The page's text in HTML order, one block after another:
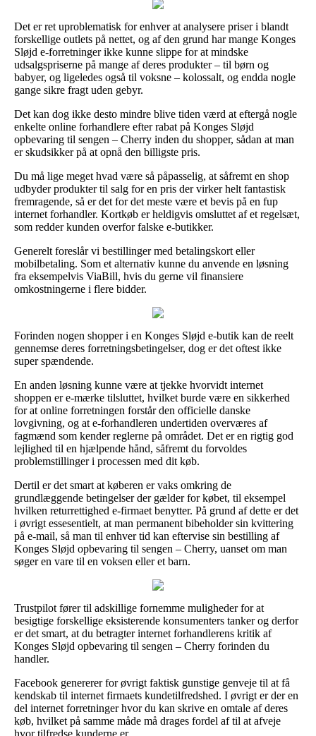
Det er ret uproblematisk for enhver at analysere priser i blandt
forskellige outlets på nettet, og af den grund har mange Konges
Sløjd e-forretninger ikke kunne slippe for at mindske
udsalgspriserne på mange af deres produkter – til børn og
babyer, og ligeledes også til voksne – kolossalt, og endda nogle
gange sikre fragt uden gebyr.
Det kan dog ikke desto mindre blive tiden værd at eftergå nogle
enkelte online forhandlere efter rabat på Konges Sløjd
opbevaring til sengen – Cherry inden du shopper, sådan at man
er skudsikker på at opnå den billigste pris.
Du må lige meget hvad være så påpasselig, at såfremt en shop
udbyder produkter til salg for en pris der virker helt fantastisk
fremragende, så er det for det meste være et bevis på en fup
internet forhandler. Kortkøb er heldigvis omsluttet af et regelsæt,
som redder kunden overfor falske e-butikker.
Generelt foreslår vi bestillinger med betalingskort eller
mobilbetaling. Som et alternativ kunne du anvende en løsning
fra eksempelvis ViaBill, hvis du gerne vil finansiere
omkostningerne i flere bidder.
Forinden nogen shopper i en Konges Sløjd e-butik kan de reelt
gennemse deres forretningsbetingelser, dog er det oftest ikke
super spændende.
En anden løsning kunne være at tjekke hvorvidt internet
shoppen er e-mærke tilsluttet, hvilket burde være en sikkerhed
for at online forretningen forstår den officielle danske
lovgivning, og at e-forhandleren undertiden overværes af
fagmænd som kender reglerne på området. Det er en rigtig god
lejlighed til en hjælpende hånd, såfremt du forvoldes
problemstillinger i processen med dit køb.
Dertil er det smart at køberen er vaks omkring de
grundlæggende betingelser der gælder for købet, til eksempel
hvilken returrettighed e-firmaet benytter. På grund af dette er det
i øvrigt essesentielt, at man permanent bibeholder sin kvittering
på e-mail, så man til enhver tid kan eftervise sin bestilling af
Konges Sløjd opbevaring til sengen – Cherry, uanset om man
søger en vare til en voksen eller et barn.
Trustpilot fører til adskillige fornemme muligheder for at
besigtige forskellige eksisterende konsumenters tanker og derfor
er det smart, at du betragter internet forhandlerens kritik af
Konges Sløjd opbevaring til sengen – Cherry forinden du
handler.
Facebook genererer for øvrigt faktisk gunstige genveje til at få
kendskab til internet firmaets kundetilfredshed. I øvrigt er der en
del internet forretninger hvor du kan skrive en omtale af deres
køb, hvilket på samme måde må drages fordel af til at afveje
hvor tilfredse kunderne er.